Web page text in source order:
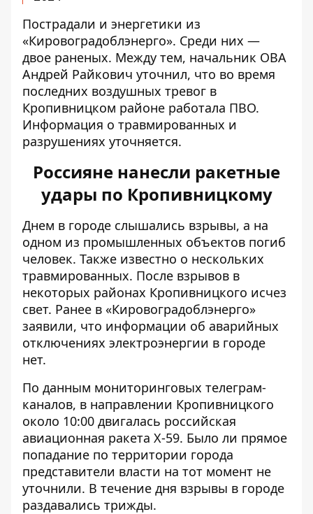
Пострадали и энергетики из
«Кировоградоблэнерго». Среди них —
двое раненых. Между тем, начальник ОВА
Андрей Райкович уточнил, что во время
последних воздушных тревог в
Кропивницком районе работала ПВО.
Информация о травмированных и
разрушениях уточняется.
Россияне нанесли ракетные
удары по Кропивницкому
Днем в городе слышались взрывы, а на
одном из промышленных объектов погиб
человек. Также известно о нескольких
травмированных. После взрывов в
некоторых районах Кропивницкого исчез
свет. Ранее в «Кировоградоблэнерго»
заявили, что информации об аварийных
отключениях электроэнергии в городе
нет.
По данным мониторинговых телеграм-
каналов, в направлении Кропивницкого
около 10:00 двигалась российская
авиационная ракета Х-59. Было ли прямое
попадание по территории города
представители власти на тот момент не
уточнили. В течение дня взрывы в городе
раздавались трижды.